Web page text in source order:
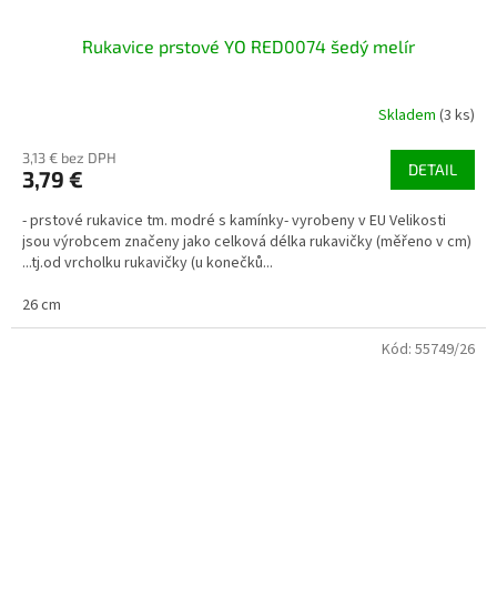
Rukavice prstové YO RED0074 šedý melír
Skladem (3 ks)
3,13 € bez DPH
3,79 € DETAIL
- prstové rukavice tm. modré s kamínky- vyrobeny v EU Velikosti
jsou výrobcem značeny jako celková délka rukavičky (měřeno v cm)
...tj.od vrcholku rukavičky (u konečků...
26 cm
Kód: 55749/26